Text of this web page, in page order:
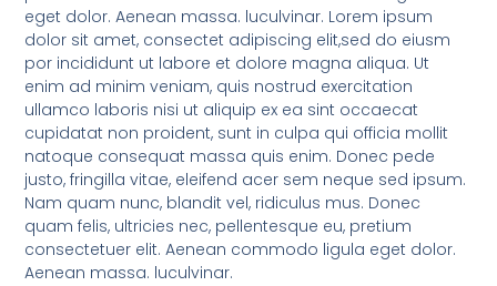
eget dolor. Aenean massa. luculvinar. Lorem ipsum
dolor sit amet, consectet adipiscing elit,sed do eiusm
por incididunt ut labore et dolore magna aliqua. Ut
enim ad minim veniam, quis nostrud exercitation
ullamco laboris nisi ut aliquip ex ea sint occaecat
cupidatat non proident, sunt in culpa qui officia mollit
natoque consequat massa quis enim. Donec pede
justo, fringilla vitae, eleifend acer sem neque sed ipsum.
Nam quam nunc, blandit vel, ridiculus mus. Donec
quam felis, ultricies nec, pellentesque eu, pretium
consectetuer elit. Aenean commodo ligula eget dolor.
Aenean massa. luculvinar.